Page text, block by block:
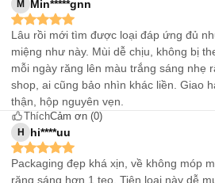
M Min*****gnn
Lâu rồi mới tìm được loại đáp ứng đủ
miệng như này. Mùi dễ chịu, không bị
mỗi ngày răng lên màu trắng sáng nhẹ
shop, ai cũng bảo nhìn khác liền. Giao
thận, hộp nguyên vẹn.
ThíchCảm ơn (0)
H hi****uu
Packaging đẹp khá xịn, về không móp
răng sáng hơn 1 tẹo. Tiện loại này dễ